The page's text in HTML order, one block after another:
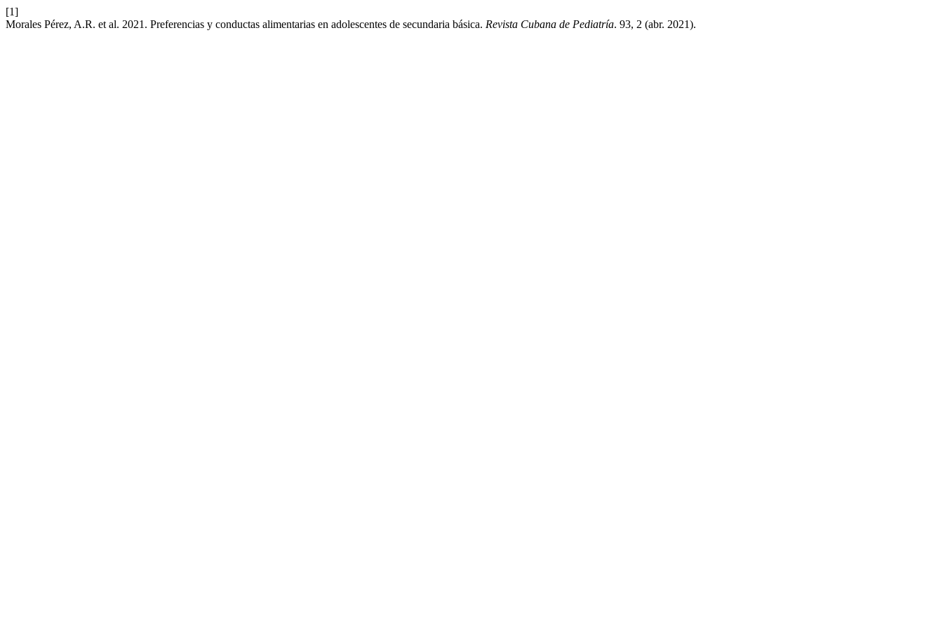
[1]
Morales Pérez, A.R. et al. 2021. Preferencias y conductas alimentarias en adolescentes de secundaria básica. Revista Cubana de Pediatría. 93, 2 (abr. 2021).